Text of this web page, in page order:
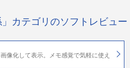
」カテゴリのソフトレビュー
像化して表示。メモ感覚で気軽に使え